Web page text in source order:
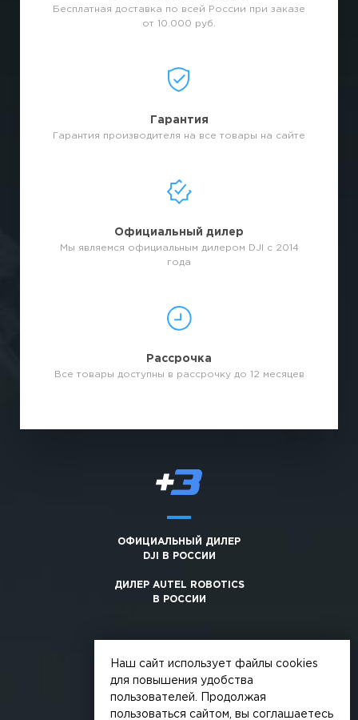
Бесплатная доставка по всей России при заказе
от 10.000 руб.
Гарантия
Гарантия производителя на все товары на сайте
Официальный дилер
Мы являемся официальным дилером DJI с 2014
года
Рассрочка
Все товары доступны в рассрочку до 12 месяцев
ОФИЦИАЛЬНЫЙ ДИЛЕР
DJI В РОССИИ
ДИЛЕР AUTEL ROBOTICS
В РОССИИ
© 2026, +3. Все права защищены
Наш сайт использует файлы cookies
для повышения удобства
пользователей. Продолжая
пользоваться сайтом, вы соглашаетесь